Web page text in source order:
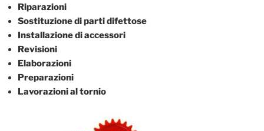
Riparazioni
Sostituzione di parti difettose
Installazione di accessori
Revisioni
Elaborazioni
Preparazioni
Lavorazioni al tornio